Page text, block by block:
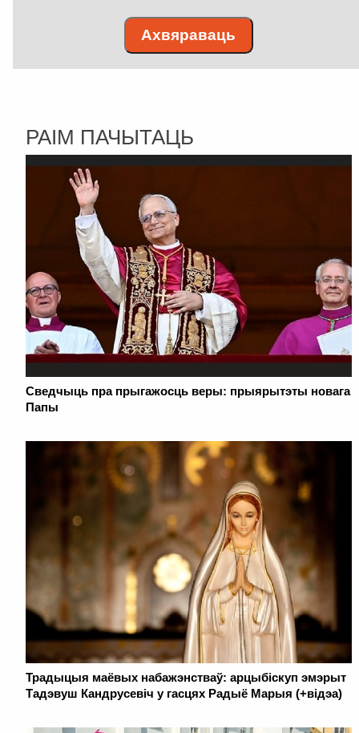
Ахвяраваць
РАІМ ПАЧЫТАЦЬ
Сведчыць пра прыгажосць веры: прыярытэты новага
Папы
Традыцыя маёвых набажэнстваў: арцыбiскуп эмэрыт
Тадэвуш Кандрусевiч у гасцях Радыё Марыя (+відэа)